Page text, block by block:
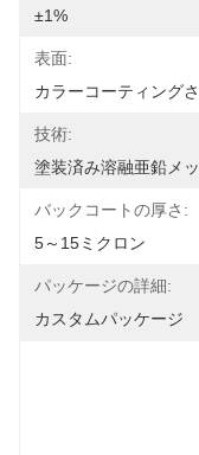
±1%
表面:
カラーコーティング
技術:
塗装済み溶融亜鉛メ
バックコートの厚さ:
5～15ミクロン
パッケージの詳細:
カスタムパッケージ